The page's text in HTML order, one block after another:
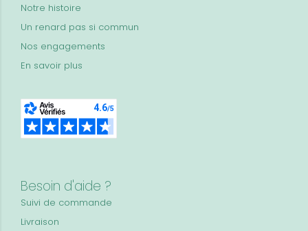
Notre histoire
Un renard pas si commun
Nos engagements
En savoir plus
Besoin d'aide ?
Suivi de commande
Livraison